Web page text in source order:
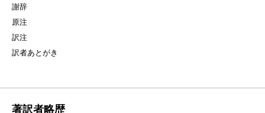
謝辞
原注
訳注
訳者あとがき
著訳者略歴